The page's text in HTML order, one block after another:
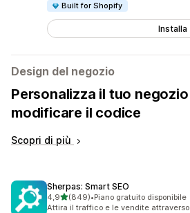
Built for Shopify
Installa
Design del negozio
Personalizza il tuo
modificare il codice
Scopri di più
Sherpas: Smart SEO
4,9stelle su 5
(849)
849 recensioni totali
•Piano gratuito disponibile
Attira il traffico e le vendite attraverso